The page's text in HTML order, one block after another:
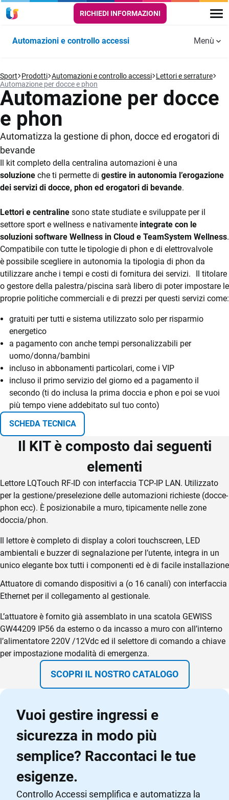
CRM
Ecommerce
Email Marketing
Fatturazione
Financial Solutions
HR
Trust Services
TeamSystem Corporate
RICHIEDI INFORMAZIONI
Automazioni e controllo accessi
Tornelli e varchi
Tessere e bracciali
Lettori e serrature
Menù
Sport Prodotti Automazioni e controllo accessi Lettori e serrature
Automazione per docce e phon
Automazione per docce
e phon
Automatizza la gestione di phon, docce ed erogatori di
bevande
Il kit completo della centralina automazioni è una
soluzione che ti permette di gestire in autonomia l’erogazione
dei servizi di docce, phon ed erogatori di bevande.
Lettori e centraline sono state studiate e sviluppate per il
settore sport e wellness e nativamente integrate con le
soluzioni software Wellness in Cloud e TeamSystem Wellness.
Compatibile con tutte le tipologie di phon e di elettrovalvole
è possibile scegliere in autonomia la tipologia di phon da
utilizzare anche i tempi e costi di fornitura dei servizi. Il titolare
o gestore della palestra/piscina sarà libero di poter impostare le
proprie politiche commerciali e di prezzi per questi servizi come:
gratuiti per tutti e sistema utilizzato solo per risparmio
energetico
a pagamento con anche tempi personalizzabili per
uomo/donna/bambini
incluso in abbonamenti particolari, come i VIP
incluso il primo servizio del giorno ed a pagamento il
secondo (ti do inclusa la prima doccia e phon e poi se vuoi
più tempo viene addebitato sul tuo conto)
SCHEDA TECNICA
Il KIT è composto dai seguenti
elementi
Lettore LQTouch RF-ID con interfaccia TCP-IP LAN. Utilizzato
per la gestione/preselezione delle automazioni richieste (docce-
phon ecc). È posizionabile a muro, tipicamente nelle zone
doccia/phon.
Il lettore è completo di display a colori touchscreen, LED
ambientali e buzzer di segnalazione per l’utente, integra in un
unico elegante box tutti i componenti ed è di facile installazione
Attuatore di comando dispositivi a (o 16 canali) con interfaccia
Ethernet per il collegamento al gestionale.
L’attuatore è fornito già assemblato in una scatola GEWISS
GW44209 IP56 da esterno o da incasso a muro con all’interno
l’alimentatore 220V /12Vdc ed il selettore di comando a chiave
per impostazione modalità di emergenza.
SCOPRI IL NOSTRO CATALOGO
Vuoi gestire ingressi e
sicurezza in modo più
semplice? Raccontaci le tue
esigenze.
Controllo Accessi semplifica e automatizza la